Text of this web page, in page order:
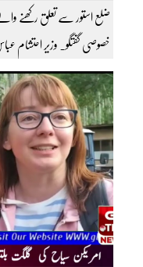
ضلع استور سے تعلق رکھنے
خصوصی گفتگو۔ وزیر احتشام
اندر کافی مشہور ہیں مزید
سبسکرائب کریں